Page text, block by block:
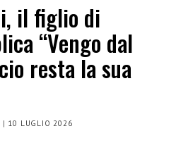
il figlio di
“Vengo dal
resta la sua
| 10 LUGLIO 2026